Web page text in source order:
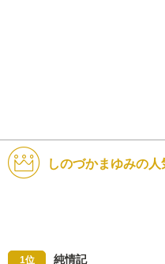
しのづかまゆみの
1位 純情記